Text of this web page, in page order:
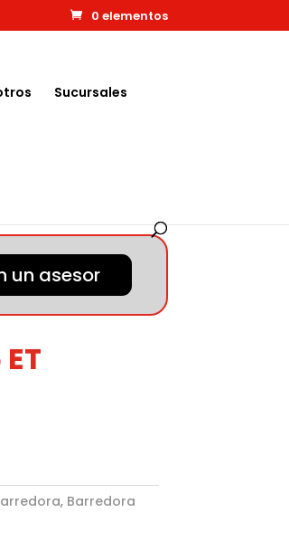
0 elementos
Sucursales
un asesor
, Barredora